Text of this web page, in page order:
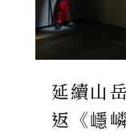
延續山
返《嶾